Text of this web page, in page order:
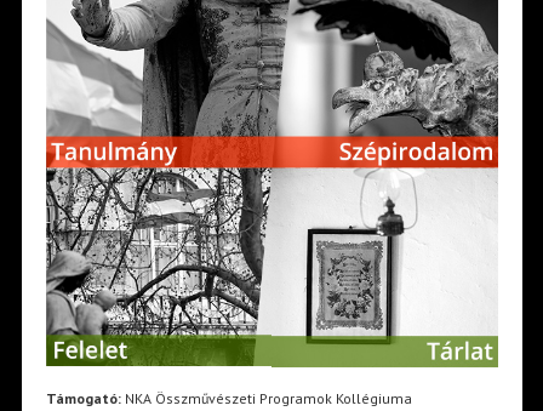
Támogató:NKA Összművészeti Programok Kollégiuma